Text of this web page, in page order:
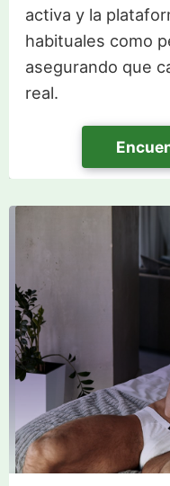
activa y la
habituales como
asegurando que
real.